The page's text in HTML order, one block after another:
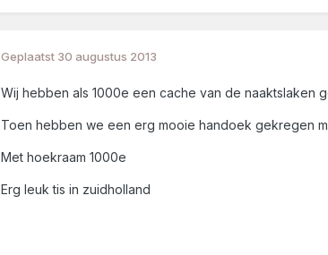
Geplaatst 30 augustus 2013
Wij hebben als 1000e een cache van de naaktslaken
Toen hebben we een erg mooie handoek gekregen
Met hoekraam 1000e
Erg leuk tis in zuidholland